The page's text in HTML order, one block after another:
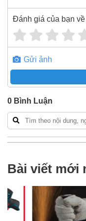
Đánh giá của bạn
Gửi ảnh
0 Bình Luận
Bài viết mới